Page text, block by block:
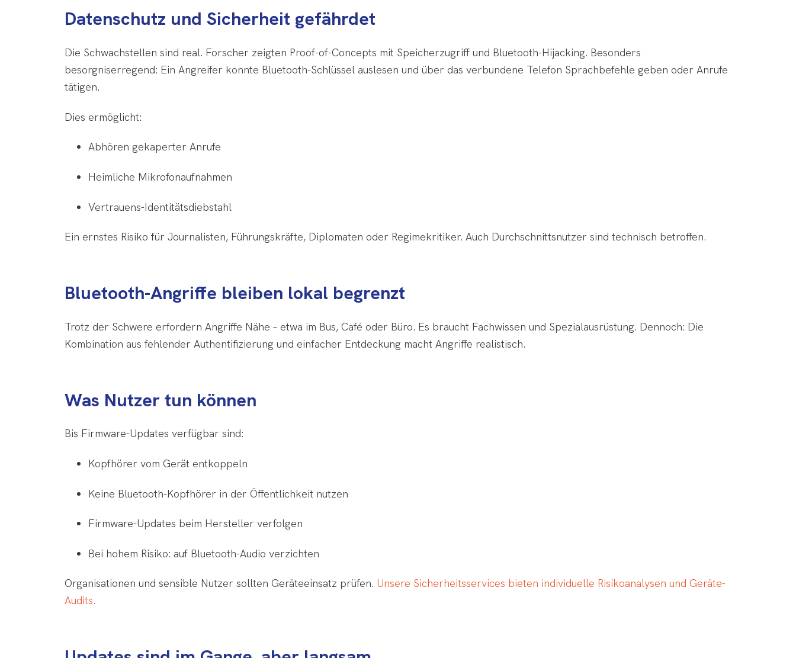
Datenschutz und Sicherheit gefährdet
Die Schwachstellen sind real. Forscher zeigten Proof-of-Concepts mit Speicherzugriff und Bluetooth-Hijacking. Besonders
besorgniserregend: Ein Angreifer konnte Bluetooth-Schlüssel auslesen und über das verbundene Telefon Sprachbefehle geben oder Anrufe
tätigen.
Dies ermöglicht:
Abhören gekaperter Anrufe
Heimliche Mikrofonaufnahmen
Vertrauens-Identitätsdiebstahl
Ein ernstes Risiko für Journalisten, Führungskräfte, Diplomaten oder Regimekritiker. Auch Durchschnittsnutzer sind technisch betroffen.
Bluetooth-Angriffe bleiben lokal begrenzt
Trotz der Schwere erfordern Angriffe Nähe – etwa im Bus, Café oder Büro. Es braucht Fachwissen und Spezialausrüstung. Dennoch: Die
Kombination aus fehlender Authentifizierung und einfacher Entdeckung macht Angriffe realistisch.
Was Nutzer tun können
Bis Firmware-Updates verfügbar sind:
Kopfhörer vom Gerät entkoppeln
Keine Bluetooth-Kopfhörer in der Öffentlichkeit nutzen
Firmware-Updates beim Hersteller verfolgen
Bei hohem Risiko: auf Bluetooth-Audio verzichten
Organisationen und sensible Nutzer sollten Geräteeinsatz prüfen. Unsere Sicherheitsservices bieten individuelle Risikoanalysen und Geräte-
Audits.